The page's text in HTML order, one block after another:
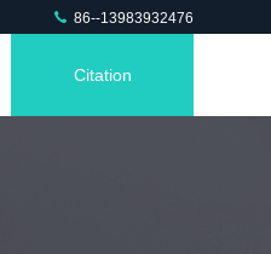
86--13983932476
Citation